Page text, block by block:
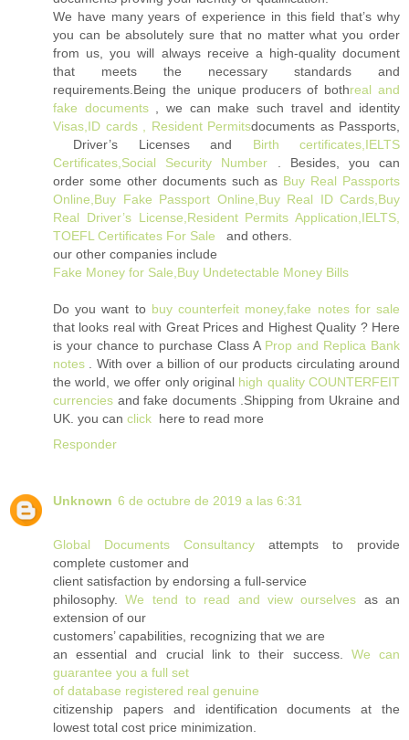
We have many years of experience in this field that’s why
you can be absolutely sure that no matter what you order
from us, you will always receive a high-quality document
that meets the necessary standards and
requirements.Being the unique producers of bothreal and
fake documents, we can make such travel and identity
Visas,ID cards , Resident Permitsdocuments as Passports,
Driver’s Licenses and Birth certificates,IELTS
Certificates,Social Security Number
. Besides, you can
order some other documents such as Buy Real Passports
Online,Buy Fake Passport Online,Buy Real ID Cards,Buy
Real Driver’s License,Resident Permits Application,IELTS,
TOEFL Certificates For Sale and others.
our other companies include
Fake Money for Sale,Buy Undetectable Money Bills
Do you want to buy counterfeit money,fake notes for sale
that looks real with Great Prices and Highest Quality ? Here
is your chance to purchase Class A Prop and Replica Bank
notes ‎ . With over a billion of our products circulating around
the world, we offer only original high quality COUNTERFEIT
currencies and fake documents .Shipping from Ukraine and
UK. you can click here to read more
Responder
Unknown 6 de octubre de 2019 a las 6:31
Global Documents Consultancy attempts to provide
complete customer and
client satisfaction by endorsing a full-service
philosophy.We tend to read and view ourselves as an
extension of our
customers’ capabilities, recognizing that we are
an essential and crucial link to their success. We can
guarantee you a full set
of database registered real genuine
citizenship papers and identification documents at the
lowest total cost price minimization.